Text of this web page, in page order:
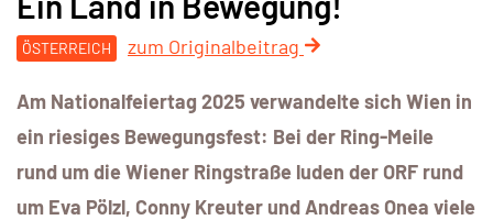
ÖSTERREICH zum Originalbeitrag
Am Nationalfeiertag 2025 verwandelte sich Wien in
ein riesiges Bewegungsfest: Bei der Ring-Meile
rund um die Wiener Ringstraße luden der ORF rund
um Eva Pölzl, Conny Kreuter und Andreas Onea viele